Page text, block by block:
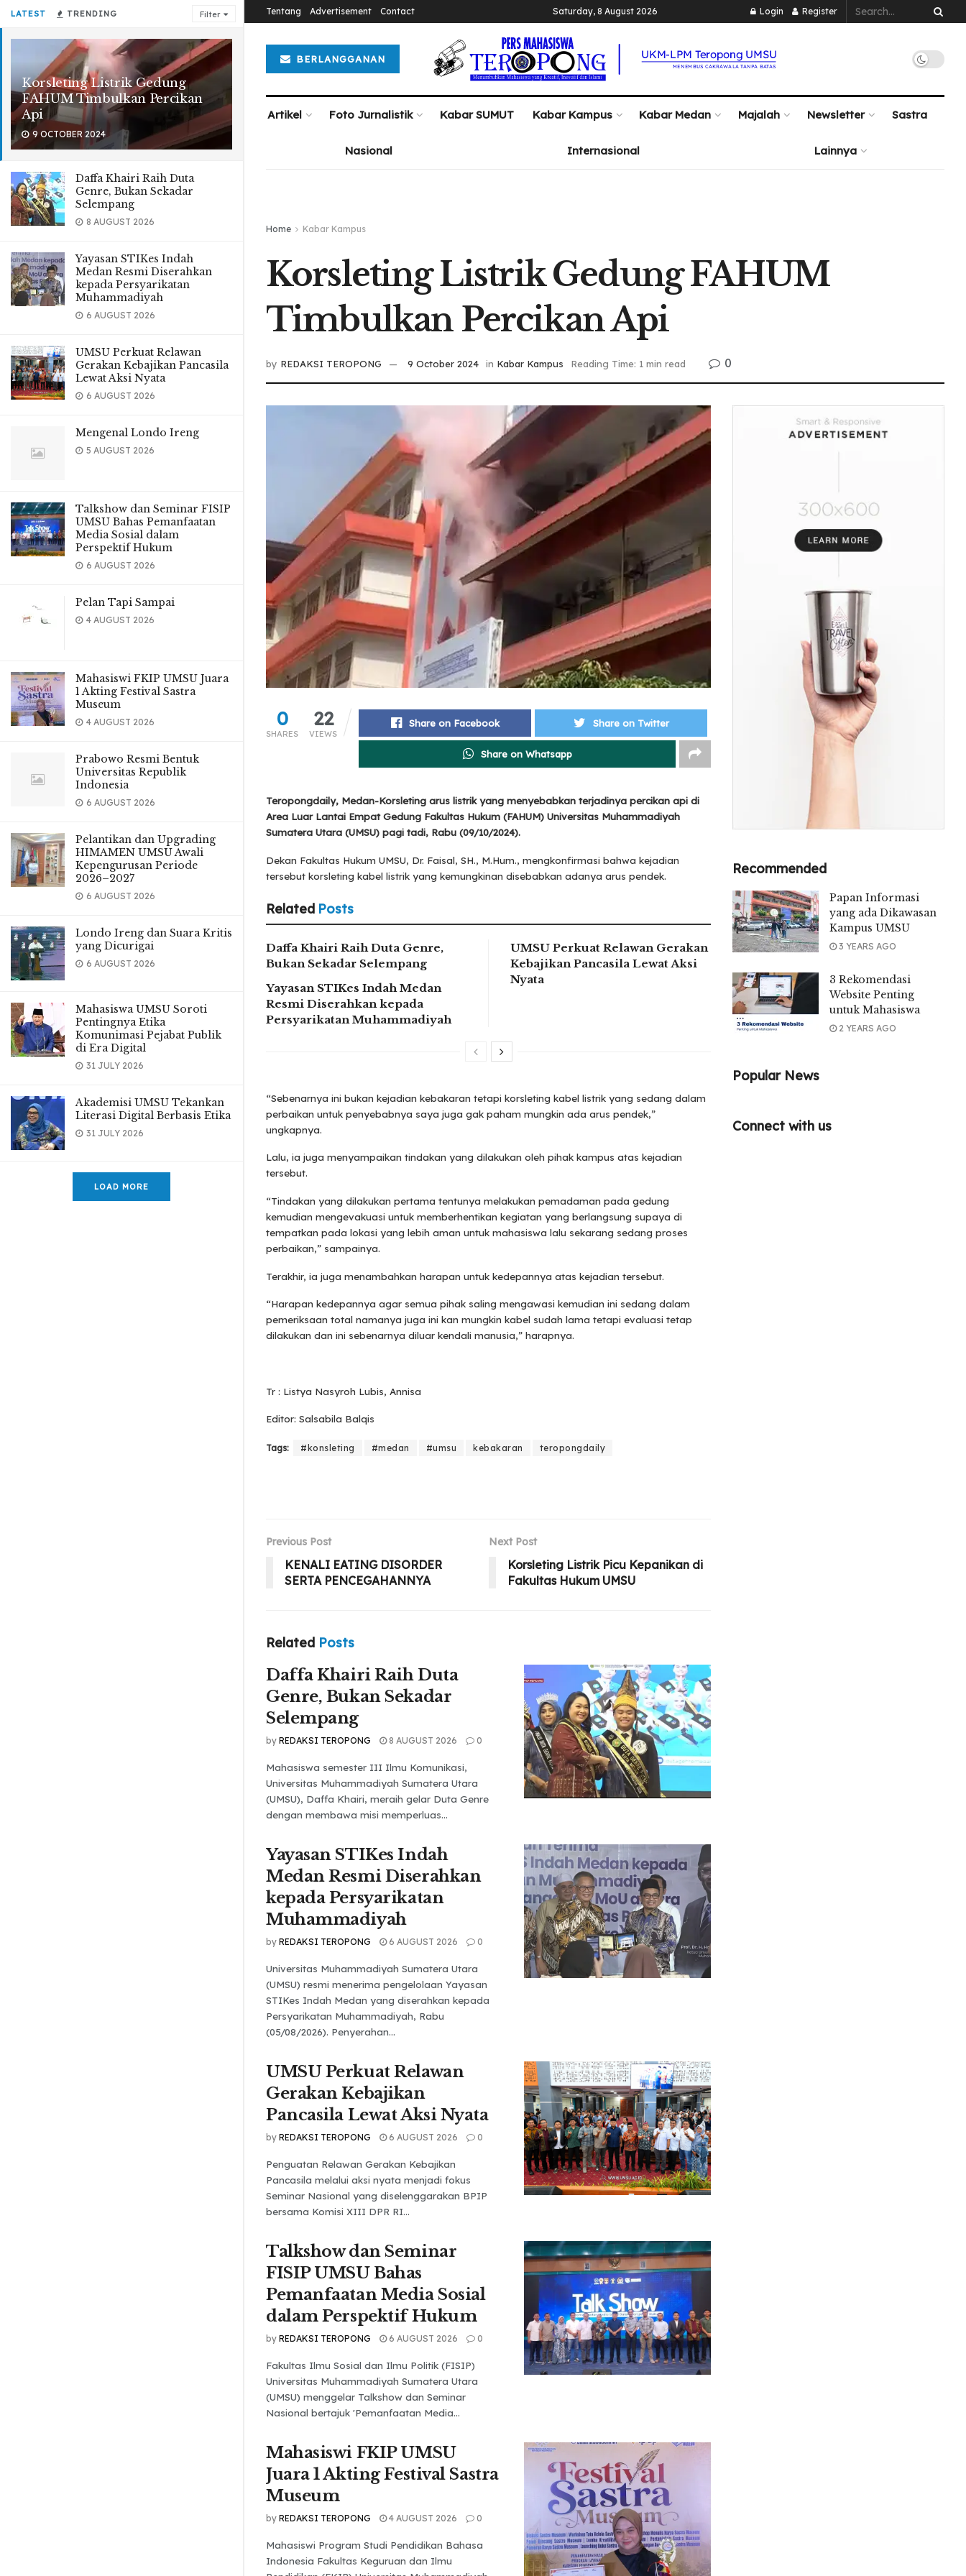
LATEST TRENDING Filter
Korsleting Listrik Gedung
FAHUM Timbulkan Percikan
Api
9 OCTOBER 2024
Daffa Khairi Raih Duta
Genre, Bukan Sekadar
Selempang
8 AUGUST 2026
Yayasan STIKes Indah
Medan Resmi Diserahkan
kepada Persyarikatan
Muhammadiyah
6 AUGUST 2026
UMSU Perkuat Relawan
Gerakan Kebajikan Pancasila
Lewat Aksi Nyata
6 AUGUST 2026
Mengenal Londo Ireng
5 AUGUST 2026
Talkshow dan Seminar FISIP
UMSU Bahas Pemanfaatan
Media Sosial dalam
Perspektif Hukum
6 AUGUST 2026
Pelan Tapi Sampai
4 AUGUST 2026
Mahasiswi FKIP UMSU Juara
1 Akting Festival Sastra
Museum
4 AUGUST 2026
Prabowo Resmi Bentuk
Universitas Republik
Indonesia
6 AUGUST 2026
Pelantikan dan Upgrading
HIMAMEN UMSU Awali
Kepengurusan Periode
2026–2027
6 AUGUST 2026
Londo Ireng dan Suara Kritis
yang Dicurigai
6 AUGUST 2026
Mahasiswa UMSU Soroti
Pentingnya Etika
Komunimasi Pejabat Publik
di Era Digital
31 JULY 2026
Akademisi UMSU Tekankan
Literasi Digital Berbasis Etika
31 JULY 2026
LOAD MORE
Tentang Advertisement Contact Saturday, 8 August 2026 Login Register
BERLANGGANAN
Artikel Foto Jurnalistik Kabar SUMUT Kabar Kampus Kabar Medan Majalah Newsletter Sastra
Nasional Internasional Lainnya
Home Kabar Kampus
Korsleting Listrik Gedung FAHUM
Timbulkan Percikan Api
by REDAKSI TEROPONG 9 October 2024 in Kabar Kampus Reading Time: 1 min read 0
0
SHARES
22
VIEWS
Share on Facebook Share on Twitter
Share on Whatsapp
Teropongdaily, Medan-Korsleting arus listrik yang menyebabkan terjadinya percikan api di
Area Luar Lantai Empat Gedung Fakultas Hukum (FAHUM) Universitas Muhammadiyah
Sumatera Utara (UMSU) pagi tadi, Rabu (09/10/2024).
Dekan Fakultas Hukum UMSU, Dr. Faisal, SH., M.Hum., mengkonfirmasi bahwa kejadian
tersebut korsleting kabel listrik yang kemungkinan disebabkan adanya arus pendek.
Related Posts
Daffa Khairi Raih Duta Genre,
Bukan Sekadar Selempang
Yayasan STIKes Indah Medan
Resmi Diserahkan kepada
Persyarikatan Muhammadiyah
UMSU Perkuat Relawan Gerakan
Kebajikan Pancasila Lewat Aksi
Nyata
“Sebenarnya ini bukan kejadian kebakaran tetapi korsleting kabel listrik yang sedang dalam
perbaikan untuk penyebabnya saya juga gak paham mungkin ada arus pendek,”
ungkapnya.
Lalu, ia juga menyampaikan tindakan yang dilakukan oleh pihak kampus atas kejadian
tersebut.
“Tindakan yang dilakukan pertama tentunya melakukan pemadaman pada gedung
kemudian mengevakuasi untuk memberhentikan kegiatan yang berlangsung supaya di
tempatkan pada lokasi yang lebih aman untuk mahasiswa lalu sekarang sedang proses
perbaikan,” sampainya.
Terakhir, ia juga menambahkan harapan untuk kedepannya atas kejadian tersebut.
“Harapan kedepannya agar semua pihak saling mengawasi kemudian ini sedang dalam
pemeriksaan total namanya juga ini kan mungkin kabel sudah lama tetapi evaluasi tetap
dilakukan dan ini sebenarnya diluar kendali manusia,” harapnya.
Tr : Listya Nasyroh Lubis, Annisa
Editor: Salsabila Balqis
Tags: #konsleting #medan #umsu kebakaran teropongdaily
Previous Post
KENALI EATING DISORDER
SERTA PENCEGAHANNYA
Next Post
Korsleting Listrik Picu Kepanikan di
Fakultas Hukum UMSU
Related Posts
Daffa Khairi Raih Duta
Genre, Bukan Sekadar
Selempang
by REDAKSI TEROPONG 8 AUGUST 2026 0
Mahasiswa semester III Ilmu Komunikasi,
Universitas Muhammadiyah Sumatera Utara
(UMSU), Daffa Khairi, meraih gelar Duta Genre
dengan membawa misi memperluas...
Yayasan STIKes Indah
Medan Resmi Diserahkan
kepada Persyarikatan
Muhammadiyah
by REDAKSI TEROPONG 6 AUGUST 2026 0
Universitas Muhammadiyah Sumatera Utara
(UMSU) resmi menerima pengelolaan Yayasan
STIKes Indah Medan yang diserahkan kepada
Persyarikatan Muhammadiyah, Rabu
(05/08/2026). Penyerahan...
UMSU Perkuat Relawan
Gerakan Kebajikan
Pancasila Lewat Aksi Nyata
by REDAKSI TEROPONG 6 AUGUST 2026 0
Penguatan Relawan Gerakan Kebajikan
Pancasila melalui aksi nyata menjadi fokus
Seminar Nasional yang diselenggarakan BPIP
bersama Komisi XIII DPR RI...
Talkshow dan Seminar
FISIP UMSU Bahas
Pemanfaatan Media Sosial
dalam Perspektif Hukum
by REDAKSI TEROPONG 6 AUGUST 2026 0
Fakultas Ilmu Sosial dan Ilmu Politik (FISIP)
Universitas Muhammadiyah Sumatera Utara
(UMSU) menggelar Talkshow dan Seminar
Nasional bertajuk 'Pemanfaatan Media...
Mahasiswi FKIP UMSU
Juara 1 Akting Festival Sastra
Museum
by REDAKSI TEROPONG 4 AUGUST 2026 0
Mahasiswi Program Studi Pendidikan Bahasa
Indonesia Fakultas Keguruan dan Ilmu
Recommended
Papan Informasi
yang ada Dikawasan
Kampus UMSU
3 YEARS AGO
3 Rekomendasi
Website Penting
untuk Mahasiswa
2 YEARS AGO
Popular News
Connect with us